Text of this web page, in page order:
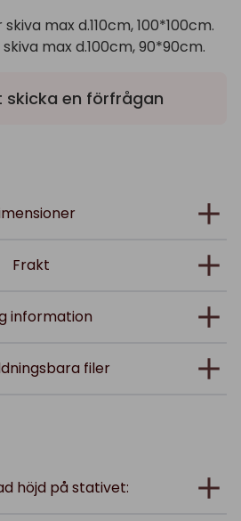
max d.110cm, 100*100cm.
max d.100cm, 90*90cm.
en förfrågan
Frakt
information
filer
höjd på stativet: